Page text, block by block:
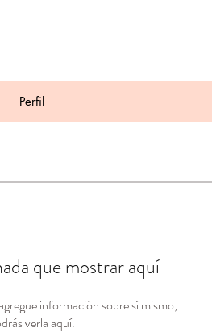
que mostrar aquí
información sobre sí mismo,
verla aquí.
Perfil